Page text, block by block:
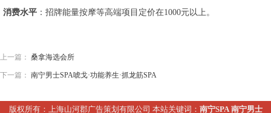
消费水平 ：招牌能量按摩等高端项目定价在1000元以上。
上一篇： 桑拿海选会所
下一篇： 南宁男士SPA唬戈·功能养生·抓龙筋SPA
版权所有：上海山河郡广告策划有限公司 本站关键词： 南宁SPA 南宁男士